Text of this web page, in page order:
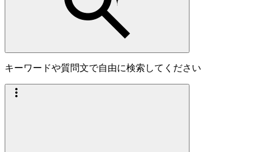
キーワードや質問文で自由に検索してください